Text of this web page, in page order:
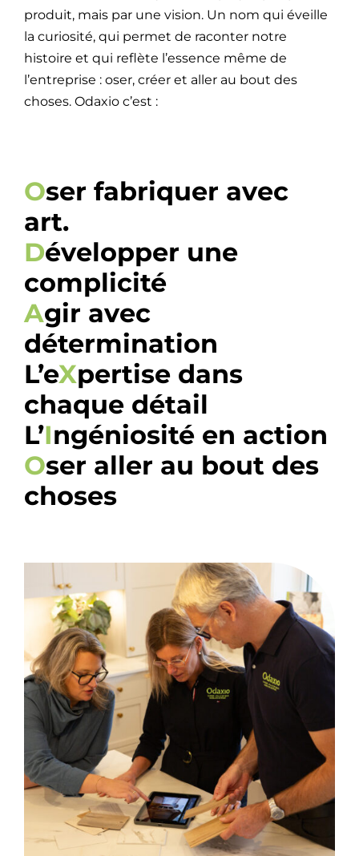
produit, mais par une vision. Un nom qui éveille
la curiosité, qui permet de raconter notre
histoire et qui reflète l’essence même de
l’entreprise : oser, créer et aller au bout des
choses. Odaxio c’est :
Oser fabriquer avec
art.
Développer une
complicité
Agir avec
détermination
L’eXpertise dans
chaque détail
L’Ingéniosité en action
Oser aller au bout des
choses